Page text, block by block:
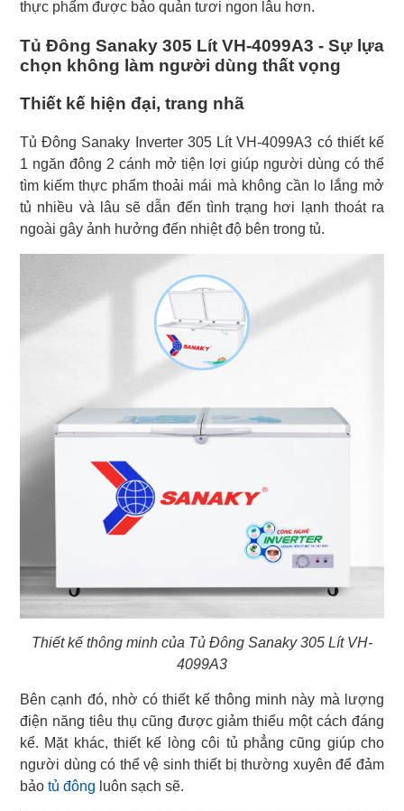
thực phẩm được bảo quản tươi ngon lâu hơn.
Tủ Đông Sanaky 305 Lít VH-4099A3 - Sự lựa
chọn không làm người dùng thất vọng
Thiết kế hiện đại, trang nhã
Tủ Đông Sanaky Inverter 305 Lít VH-4099A3 có thiết kế
1 ngăn đông 2 cánh mở tiện lợi giúp người dùng có thể
tìm kiếm thực phẩm thoải mái mà không cần lo lắng mở
tủ nhiều và lâu sẽ dẫn đến tình trạng hơi lạnh thoát ra
ngoài gây ảnh hưởng đến nhiệt độ bên trong tủ.
Thiết kế thông minh của Tủ Đông Sanaky 305 Lít VH-
4099A3
Bên cạnh đó, nhờ có thiết kế thông minh này mà lượng
điện năng tiêu thụ cũng được giảm thiểu một cách đáng
kể. Mặt khác, thiết kế lòng côi tủ phẳng cũng giúp cho
người dùng có thể vệ sinh thiết bị thường xuyên để đảm
bảo tủ đông luôn sạch sẽ.